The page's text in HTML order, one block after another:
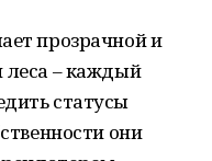
прозрачной и
леса – каждый
статусы
они